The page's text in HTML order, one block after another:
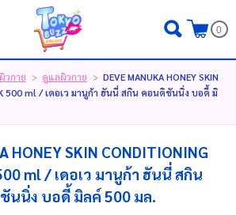
English | 日本語
REGISTER
( 0 )
0
วกาย > ดูแลผิวกาย > DEVE MANUKA HONEY SKIN
500 ml / เดอเว มานูก้า ฮันนี่ สกิน คอนดิชันนิ่ง บอดี้ มิ
HONEY SKIN CONDITIONING
ml / เดอเว มานูก้า ฮันนี่ สกิน
นนิ่ง บอดี้ มิลค์ 500 มล.